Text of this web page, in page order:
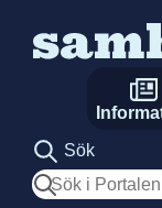
Sök
Sök